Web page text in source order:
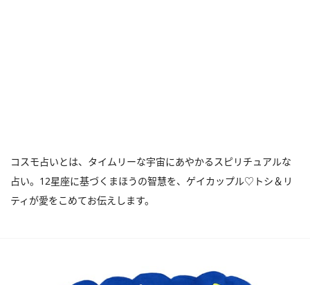
コスモ占いとは、タイムリーな宇宙にあやかるスピリチュアルな
占い。12星座に基づくまほうの智慧を、ゲイカップル♡トシ＆リ
ティが愛をこめてお伝えします。